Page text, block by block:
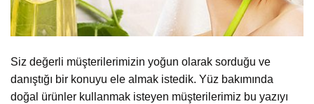
Siz değerli müşterilerimizin yoğun olarak sorduğu ve
danıştığı bir konuyu ele almak istedik. Yüz bakımında
doğal ürünler kullanmak isteyen müşterilerimiz bu yazıyı